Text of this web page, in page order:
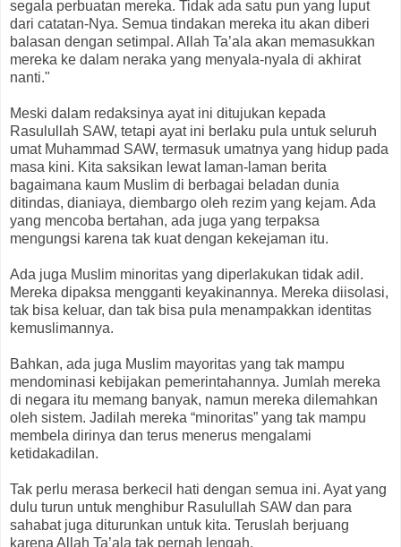
segala perbuatan mereka. Tidak ada satu pun yang luput
dari catatan-Nya. Semua tindakan mereka itu akan diberi
balasan dengan setimpal. Allah Ta’ala akan memasukkan
mereka ke dalam neraka yang menyala-nyala di akhirat
nanti."
Meski dalam redaksinya ayat ini ditujukan kepada
Rasulullah SAW, tetapi ayat ini berlaku pula untuk seluruh
umat Muhammad SAW, termasuk umatnya yang hidup pada
masa kini. Kita saksikan lewat laman-laman berita
bagaimana kaum Muslim di berbagai beladan dunia
ditindas, dianiaya, diembargo oleh rezim yang kejam. Ada
yang mencoba bertahan, ada juga yang terpaksa
mengungsi karena tak kuat dengan kekejaman itu.
Ada juga Muslim minoritas yang diperlakukan tidak adil.
Mereka dipaksa mengganti keyakinannya. Mereka diisolasi,
tak bisa keluar, dan tak bisa pula menampakkan identitas
kemuslimannya.
Bahkan, ada juga Muslim mayoritas yang tak mampu
mendominasi kebijakan pemerintahannya. Jumlah mereka
di negara itu memang banyak, namun mereka dilemahkan
oleh sistem. Jadilah mereka “minoritas” yang tak mampu
membela dirinya dan terus menerus mengalami
ketidakadilan.
Tak perlu merasa berkecil hati dengan semua ini. Ayat yang
dulu turun untuk menghibur Rasulullah SAW dan para
sahabat juga diturunkan untuk kita. Teruslah berjuang
karena Allah Ta’ala tak pernah lengah.